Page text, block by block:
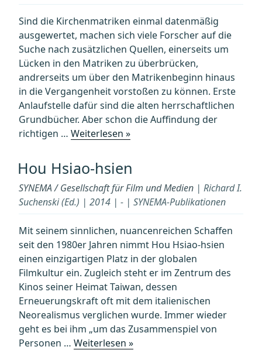
Sind die Kirchenmatriken einmal datenmäßig
ausgewertet, machen sich viele Forscher auf die
Suche nach zusätzlichen Quellen, einerseits um
Lücken in den Matriken zu überbrücken,
andrerseits um über den Matrikenbeginn hinaus
in die Vergangenheit vorstoßen zu können. Erste
Anlaufstelle dafür sind die alten herrschaftlichen
Grundbücher. Aber schon die Auffindung der
richtigen … Weiterlesen »„Von
Häusern
in
Perchtoldsdorf“
Hou Hsiao-hsien
SYNEMA / Gesellschaft für Film und Medien | Richard I.
Suchenski (Ed.) | 2014 | - | SYNEMA-Publikationen
Mit seinem sinnlichen, nuancenreichen Schaffen
seit den 1980er Jahren nimmt Hou Hsiao-hsien
einen einzigartigen Platz in der globalen
Filmkultur ein. Zugleich steht er im Zentrum des
Kinos seiner Heimat Taiwan, dessen
Erneuerungskraft oft mit dem italienischen
Neorealismus verglichen wurde. Immer wieder
geht es bei ihm „um das Zusammenspiel von
Personen … Weiterlesen »„Hou